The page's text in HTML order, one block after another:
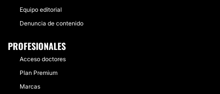
Equipo editorial
Denuncia de contenido
PROFESIONALES
Acceso doctores
Plan Premium
Marcas